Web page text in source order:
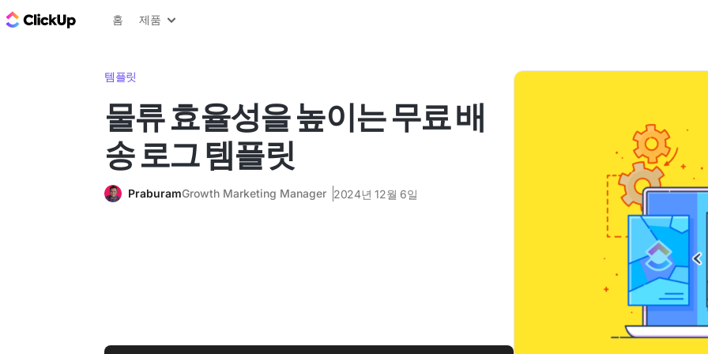
ClickUp 블로그
홈 제품
템플릿
물류 효율성을 높이는 무료 배
송 로그 템플릿
PraburamGrowth Marketing Manager 2024년 12월 6일